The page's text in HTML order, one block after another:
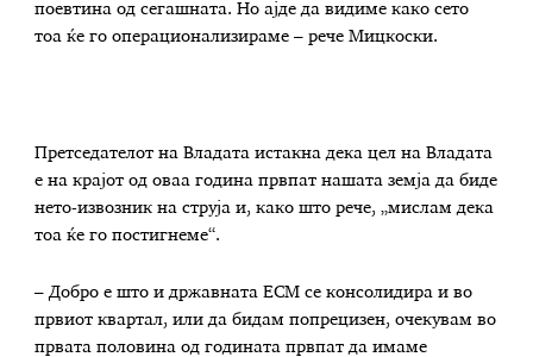
поевтина од сегашната. Но ајде да видиме како сето
тоа ќе го операционализираме – рече Мицкоски.
Претседателот на Владата истакна дека цел на Владата
е на крајот од оваа година првпат нашата земја да биде
нето-извозник на струја и, како што рече, „мислам дека
тоа ќе го постигнеме“.
– Добро е што и државната ЕСМ се консолидира и во
првиот квартал, или да бидам попрецизен, очекувам во
првата половина од годината првпат да имаме